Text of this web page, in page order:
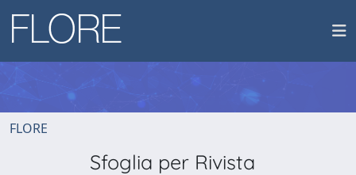
FLORE
Sfoglia per Rivista